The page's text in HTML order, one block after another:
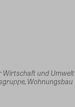
Wirtschaft und Umwelt
Wohnungsbau